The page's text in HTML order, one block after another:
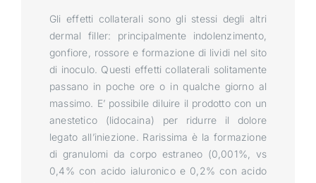
Gli effetti collaterali sono gli stessi degli altri
dermal filler: principalmente indolenzimento,
gonfiore, rossore e formazione di lividi nel sito
di inoculo. Questi effetti collaterali solitamente
passano in poche ore o in qualche giorno al
massimo. E’ possibile diluire il prodotto con un
anestetico (lidocaina) per ridurre il dolore
legato all’iniezione. Rarissima è la formazione
di granulomi da corpo estraneo (0,001%, vs
0,4% con acido ialuronico e 0,2% con acido